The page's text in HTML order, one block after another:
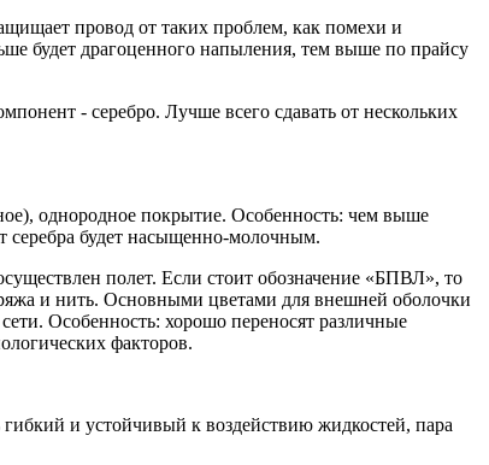
провод от таких проблем, как помехи и
будет драгоценного напыления, тем выше по прайсу
- серебро. Лучше всего сдавать от нескольких
однородное покрытие. Особенность: чем выше
серебра будет насыщенно-молочным.
полет. Если стоит обозначение «БПВЛ», то
и нить. Основными цветами для внешней оболочки
Особенность: хорошо переносят различные
факторов.
и устойчивый к воздействию жидкостей, пара